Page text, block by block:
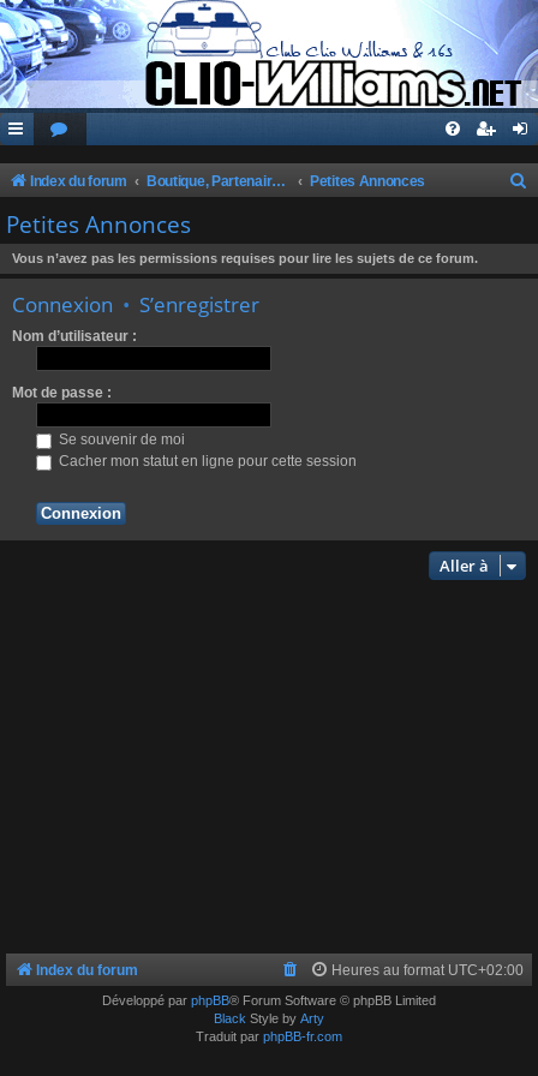
Index du forum Boutique, Partenaires, Petites Annonces, Commandes Groupées Petites Annonces
c
h
Petites Annonces
Vous n’avez pas les permissions requises pour lire les sujets de ce forum.
Connexion • S’enregistrer
Nom d’utilisateur :
Mot de passe :
Se souvenir de moi
Cacher mon statut en ligne pour cette session
Aller à
Index du forum Heures au format UTC+02:00
Développé par phpBB® Forum Software © phpBB Limited
Black Style by Arty
Traduit par phpBB-fr.com